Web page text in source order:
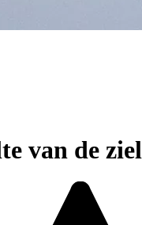
van de ziel